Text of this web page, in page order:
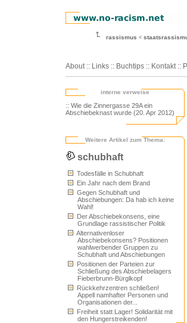
rassismus
About :: Links :: Buchtips :: Kontakt ::
interne verweise
:: Wie die Zinnergasse 29A ein
Abschiebeknast wurde (20. Apr 2012)
Weitere Artikel zum Thema:
schubhaft
Todesfälle in Schubhaft
Ein Jahr nach dem Brand
Gegen Schubhaft und
Abschiebungen: Da hab ich keine
Wahl!
Der Abschiebekonsens, eine
Grundlage rassistischer Politik
Alternativenloser
Abschiebekonsens? Positionen
wahlwerbender Gruppen zu
Schubhaft und Abschiebungen
Positionen der Parteien zur
Schließung des Abschiebelagers
Fieberbrunn-Bürglkopf
Rückkehrzentren schließen!
Appell namhafter Personen und
Organisationen der...
Freiheit statt Lager! Solidarität mit
den Hungerstreikenden!